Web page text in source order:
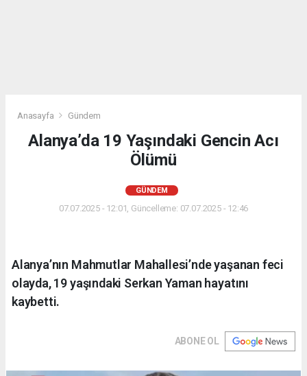
Anasayfa Gündem
Alanya’da 19 Yaşındaki Gencin Acı
Ölümü
GÜNDEM
07.07.2025 - 12:01, Güncelleme: 07.07.2025 - 12:46
Alanya’nın Mahmutlar Mahallesi’nde yaşanan feci
olayda, 19 yaşındaki Serkan Yaman hayatını
kaybetti.
ABONE OL